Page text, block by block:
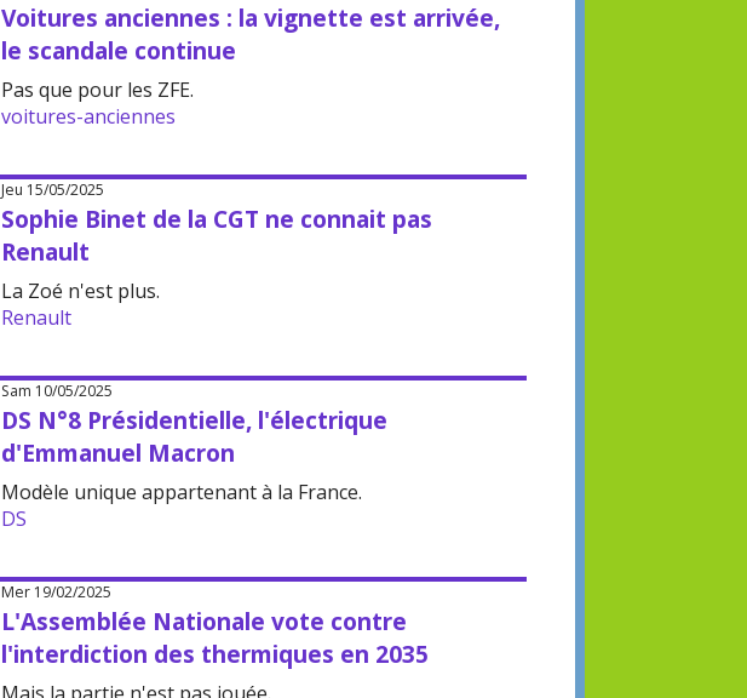
Voitures anciennes : la vignette est arrivée,
le scandale continue
Pas que pour les ZFE.
voitures-anciennes
Jeu 15/05/2025
Sophie Binet de la CGT ne connait pas
Renault
La Zoé n'est plus.
Renault
Sam 10/05/2025
DS N°8 Présidentielle, l'électrique
d'Emmanuel Macron
Modèle unique appartenant à la France.
DS
Mer 19/02/2025
L'Assemblée Nationale vote contre
l'interdiction des thermiques en 2035